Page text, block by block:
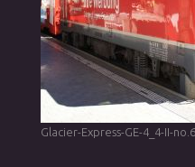
Glacier-Express-GE-4_4-II-